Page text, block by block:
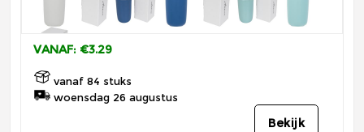
VANAF: €3.29
vanaf 84 stuks
woensdag 26 augustus
Bekijk